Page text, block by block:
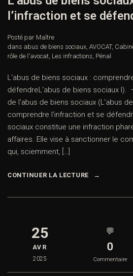
l’infraction et se
Posté par Maître
dans abus de biens sociaux, AVOCAT,
rôle de l'avocat, Les infractions, Pénal
L’abus de biens sociaux :
défendreL’abus de biens sociaux
de l’abus de biens sociaux (L’abus
comprendre l’infraction et se
sociaux constitue une infraction
affaires. Elle vise à sanctionner le
qui, sciemment, […]
CONTINUER LA LECTURE
25
AVR
2025
💬
0
Commentaire